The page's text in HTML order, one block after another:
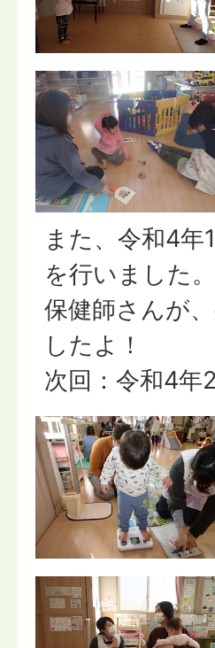
また、令和4年
を行いました。
保健師さんが
したよ！
次回：令和4年